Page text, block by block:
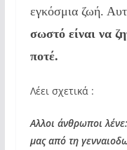
εγκόσμια ζωή.
σωστό είναι να
ποτέ.
Λέει σχετικά :
Αλλοι άνθρωποι
μας από τη